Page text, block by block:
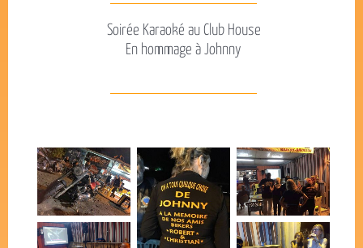
Soirée Karaoké au Club House
En hommage à Johnny